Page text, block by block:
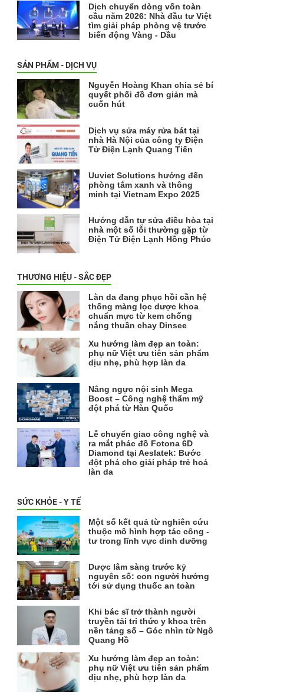
Dịch chuyển dòng vốn toàn
cầu năm 2026: Nhà đầu tư Việt
tìm giải pháp phòng vệ trước
biến động Vàng - Dầu
SẢN PHẨM - DỊCH VỤ
Nguyễn Hoàng Khan chia sẻ bí
quyết phối đồ đơn giản mà
cuốn hút
Dịch vụ sửa máy rửa bát tại
nhà Hà Nội của công ty Điện
Tử Điện Lạnh Quang Tiến
Uuviet Solutions hướng đến
phòng tắm xanh và thông
minh tại Vietnam Expo 2025
Hướng dẫn tự sửa điều hòa tại
nhà một số lỗi thường gặp từ
Điện Tử Điện Lạnh Hồng Phúc
THƯƠNG HIỆU - SẮC ĐẸP
Làn da đang phục hồi cần hệ
thống màng lọc dược khoa
chuẩn mực từ kem chống
nắng thuần chay Dinsee
Xu hướng làm đẹp an toàn:
phụ nữ Việt ưu tiên sản phẩm
dịu nhẹ, phù hợp làn da
Nâng ngực nội sinh Mega
Boost – Công nghệ thẩm mỹ
đột phá từ Hàn Quốc
Lễ chuyển giao công nghệ và
ra mắt phác đồ Fotona 6D
Diamond tại Aeslatek: Bước
đột phá cho giải pháp trẻ hoá
làn da
SỨC KHỎE - Y TẾ
Một số kết quả từ nghiên cứu
thuộc mô hình hợp tác công -
tư trong lĩnh vực dinh dưỡng
Dược lâm sàng trước kỷ
nguyên số: con người hướng
tới sử dụng thuốc an toàn
Khi bác sĩ trở thành người
truyền tải tri thức y khoa trên
nền tảng số – Góc nhìn từ Ngô
Quang Hồ
Xu hướng làm đẹp an toàn:
phụ nữ Việt ưu tiên sản phẩm
dịu nhẹ, phù hợp làn da